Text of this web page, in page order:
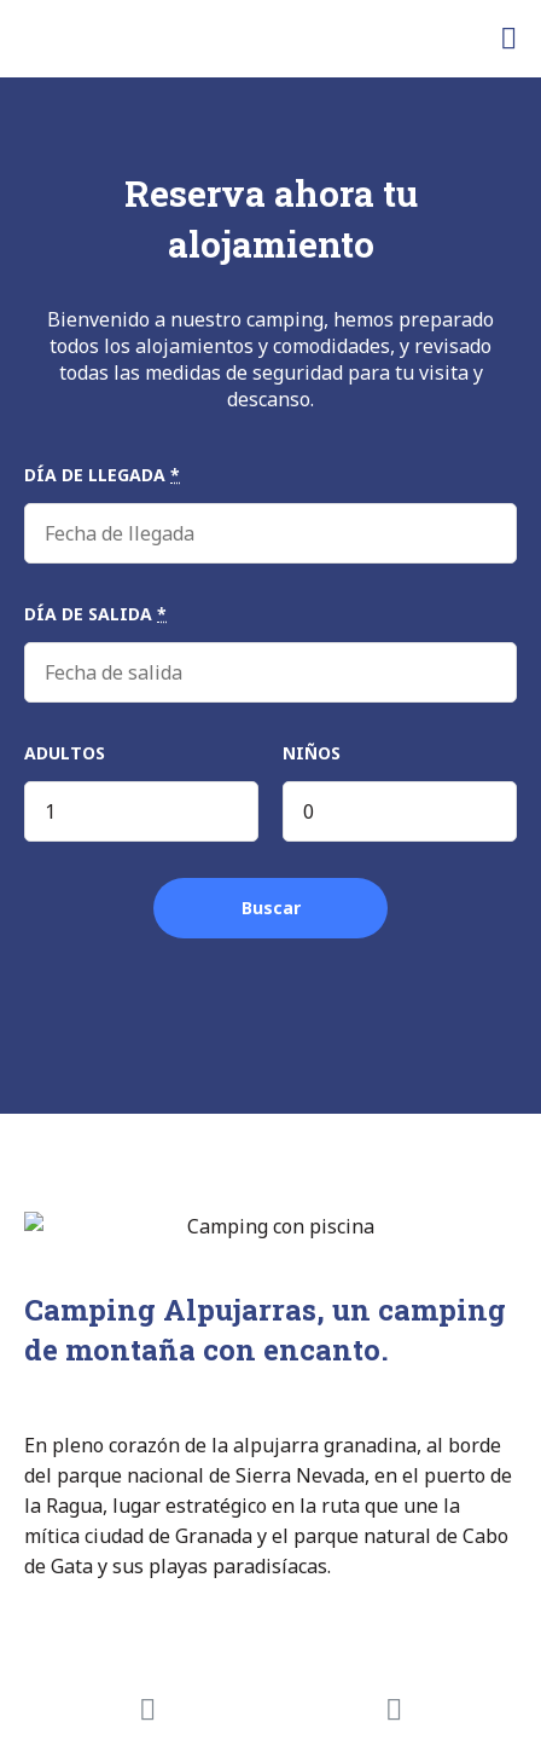
l
A
l
u
a
r
Reserva ahora tu
alojamiento
Bienvenido a nuestro camping, hemos preparado
todos los alojamientos y comodidades, y revisado
todas las medidas de seguridad para tu visita y
descanso.
DÍA DE LLEGADA *
DÍA DE SALIDA *
ADULTOS NIÑOS
Camping Alpujarras, un camping
de montaña con encanto.
En pleno corazón de la alpujarra granadina, al borde
del parque nacional de Sierra Nevada, en el puerto de
la Ragua, lugar estratégico en la ruta que une la
mítica ciudad de Granada y el parque natural de Cabo
de Gata y sus playas paradisíacas.